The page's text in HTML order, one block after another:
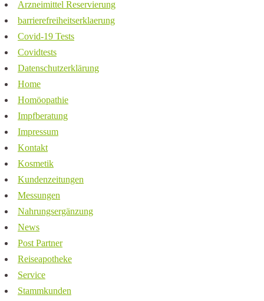
Arzneimittel Reservierung
barrierefreiheitserklaerung
Covid-19 Tests
Covidtests
Datenschutzerklärung
Home
Homöopathie
Impfberatung
Impressum
Kontakt
Kosmetik
Kundenzeitungen
Messungen
Nahrungsergänzung
News
Post Partner
Reiseapotheke
Service
Stammkunden